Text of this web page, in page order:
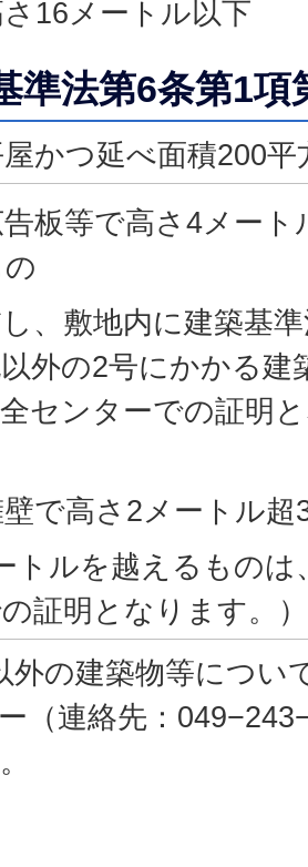
16メートル以下
準法第6条第1項
かつ延べ面積200
告板等で高さ4メー
の
し、敷地内に建築基
外の2号にかかる建
センターでの証明
で高さ2メートル
トルを越えるもの
証明となります。）
外の建築物等につい
（連絡先：